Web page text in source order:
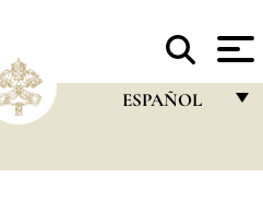
ESPAÑOL